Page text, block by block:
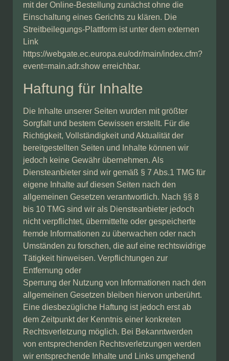
mit der Online-Bestellung zunächst ohne die
Einschaltung eines Gerichts zu klären. Die
Streitbeilegungs-Plattform ist unter dem externen
Link
https://webgate.ec.europa.eu/odr/main/index.cfm?
event=main.adr.show erreichbar.
Haftung für Inhalte
Die Inhalte unserer Seiten wurden mit größter
Sorgfalt und bestem Gewissen erstellt. Für die
Richtigkeit, Vollständigkeit und Aktualität der
bereitgestellten Seiten und Inhalte können wir
jedoch keine Gewähr übernehmen. Als
Diensteanbieter sind wir gemäß § 7 Abs.1 TMG für
eigene Inhalte auf diesen Seiten nach den
allgemeinen Gesetzen verantwortlich. Nach §§ 8
bis 10 TMG sind wir als Diensteanbieter jedoch
nicht verpflichtet, übermittelte oder gespeicherte
fremde Informationen zu überwachen oder nach
Umständen zu forschen, die auf eine rechtswidrige
Tätigkeit hinweisen. Verpflichtungen zur
Entfernung oder
Sperrung der Nutzung von Informationen nach den
allgemeinen Gesetzen bleiben hiervon unberührt.
Eine diesbezügliche Haftung ist jedoch erst ab
dem Zeitpunkt der Kenntnis einer konkreten
Rechtsverletzung möglich. Bei Bekanntwerden
von entsprechenden Rechtsverletzungen werden
wir entsprechende Inhalte und Links umgehend